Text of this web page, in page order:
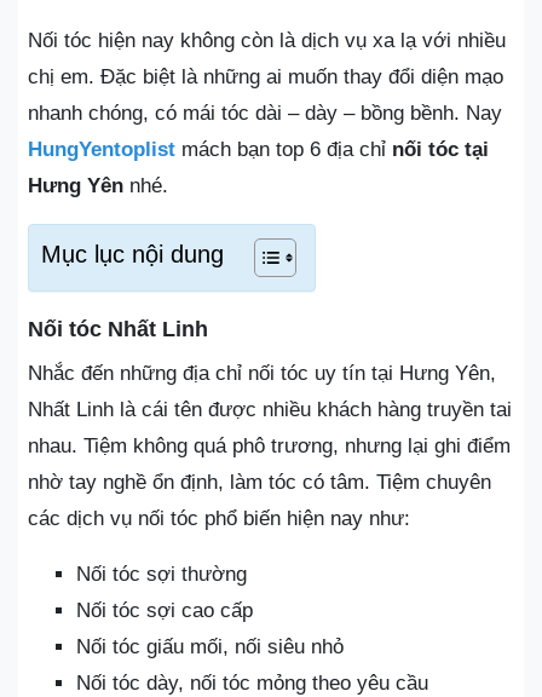
Nối tóc hiện nay không còn là dịch vụ xa lạ với nhiều
chị em. Đặc biệt là những ai muốn thay đổi diện mạo
nhanh chóng, có mái tóc dài – dày – bồng bềnh. Nay
HungYentoplist mách bạn top 6 địa chỉ nối tóc tại
Hưng Yên nhé.
Mục lục nội dung
Nối tóc Nhất Linh
Nhắc đến những địa chỉ nối tóc uy tín tại Hưng Yên,
Nhất Linh là cái tên được nhiều khách hàng truyền tai
nhau. Tiệm không quá phô trương, nhưng lại ghi điểm
nhờ tay nghề ổn định, làm tóc có tâm. Tiệm chuyên
các dịch vụ nối tóc phổ biến hiện nay như:
Nối tóc sợi thường
Nối tóc sợi cao cấp
Nối tóc giấu mối, nối siêu nhỏ
Nối tóc dày, nối tóc mỏng theo yêu cầu